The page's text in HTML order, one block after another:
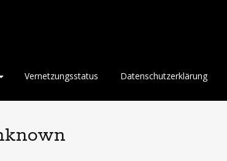
Vernetzungsstatus Datenschutzerklärung